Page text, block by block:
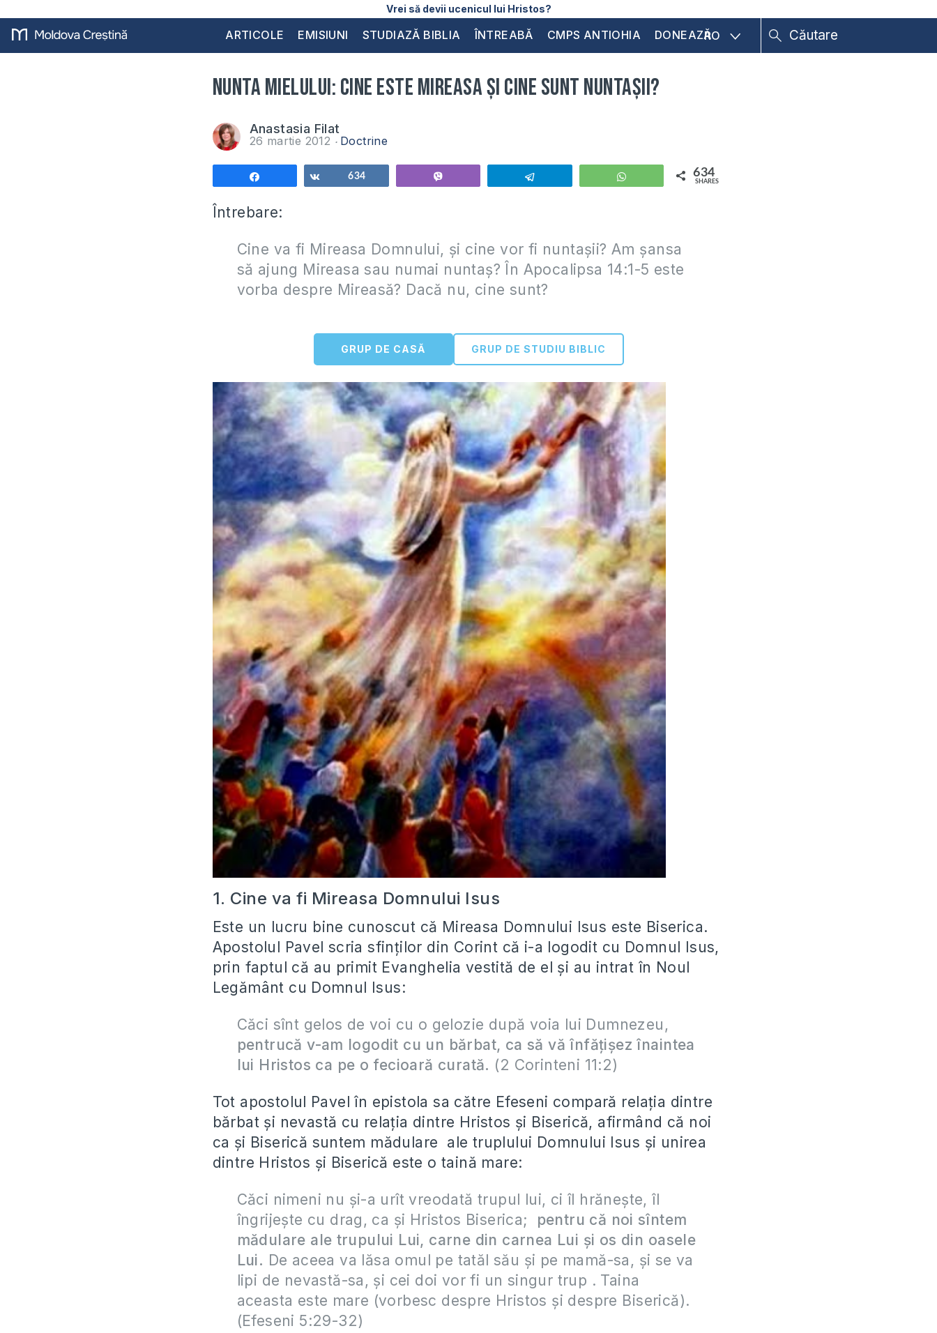
Vrei să devii ucenicul lui Hristos?
ARTICOLE EMISIUNI STUDIAZĂ BIBLIA ÎNTREABĂ CMPS ANTIOHIA DONEAZĂRO
Nunta Mielului: cine este Mireasa și cine sunt nuntașii?
Anastasia Filat
26 martie 2012 Doctrine
Share634 WhatsApp 634
SHARES
Întrebare:
Cine va fi Mireasa Domnului, și cine vor fi nuntașii? Am șansa
să ajung Mireasa sau numai nuntaș? În Apocalipsa 14:1-5 este
vorba despre Mireasă? Dacă nu, cine sunt?
GRUP DE CASĂ GRUP DE STUDIU BIBLIC
1. Cine va fi Mireasa Domnului Isus
Este un lucru bine cunoscut că Mireasa Domnului Isus este Biserica.
Apostolul Pavel scria sfinților din Corint că i-a logodit cu Domnul Isus,
prin faptul că au primit Evanghelia vestită de el și au intrat în Noul
Legământ cu Domnul Isus:
Căci sînt gelos de voi cu o gelozie după voia lui Dumnezeu,
pentrucă v-am logodit cu un bărbat, ca să vă înfăţişez înaintea
lui Hristos ca pe o fecioară curată. (2 Corinteni 11:2)
Tot apostolul Pavel în epistola sa către Efeseni compară relația dintre
bărbat și nevastă cu relația dintre Hristos și Biserică, afirmând că noi
ca și Biserică suntem mădulare ale truplului Domnului Isus și unirea
dintre Hristos și Biserică este o taină mare:
Căci nimeni nu şi-a urît vreodată trupul lui, ci îl hrăneşte, îl
îngrijeşte cu drag, ca şi Hristos Biserica; pentru că noi sîntem
mădulare ale trupului Lui, carne din carnea Lui şi os din oasele
Lui. De aceea va lăsa omul pe tatăl său şi pe mamă-sa, şi se va
lipi de nevastă-sa, şi cei doi vor fi un singur trup . Taina
aceasta este mare (vorbesc despre Hristos şi despre Biserică).
(Efeseni 5:29-32)